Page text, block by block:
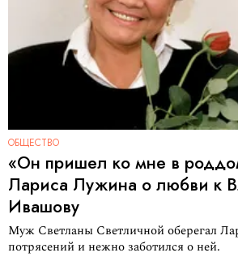
ОБЩЕСТВО
«Он пришел ко мне в
Лариса Лужина о любви к
Ивашову
Муж Светланы Светличной оберегал
потрясений и нежно заботился о ней.